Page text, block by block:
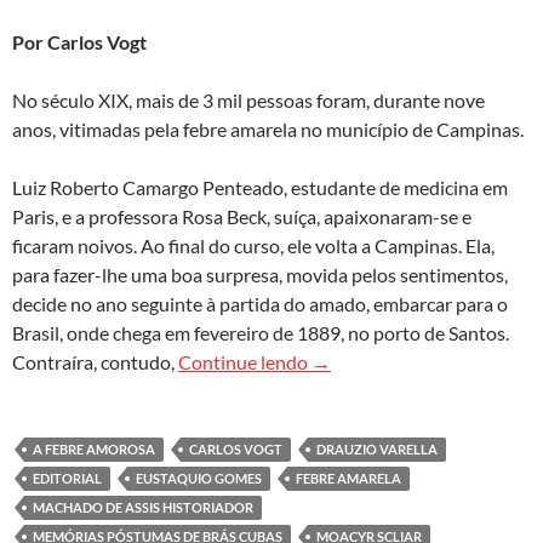
Por Carlos Vogt
No século XIX, mais de 3 mil pessoas foram, durante nove
anos, vitimadas pela febre amarela no município de Campinas.
Luiz Roberto Camargo Penteado, estudante de medicina em
Paris, e a professora Rosa Beck, suíça, apaixonaram-se e
ficaram noivos. Ao final do curso, ele volta a Campinas. Ela,
para fazer-lhe uma boa surpresa, movida pelos sentimentos,
decide no ano seguinte à partida do amado, embarcar para o
Brasil, onde chega em fevereiro de 1889, no porto de Santos.
Contraíra, contudo,Continue lendo Febres odiosas
→
A FEBRE AMOROSA CARLOS VOGT
DRAUZIO VARELLA
EDITORIAL
EUSTAQUIO GOMES
FEBRE AMARELA
MACHADO DE ASSIS HISTORIADOR
MEMÓRIAS PÓSTUMAS DE BRÁS CUBAS
MOACYR SCLIAR